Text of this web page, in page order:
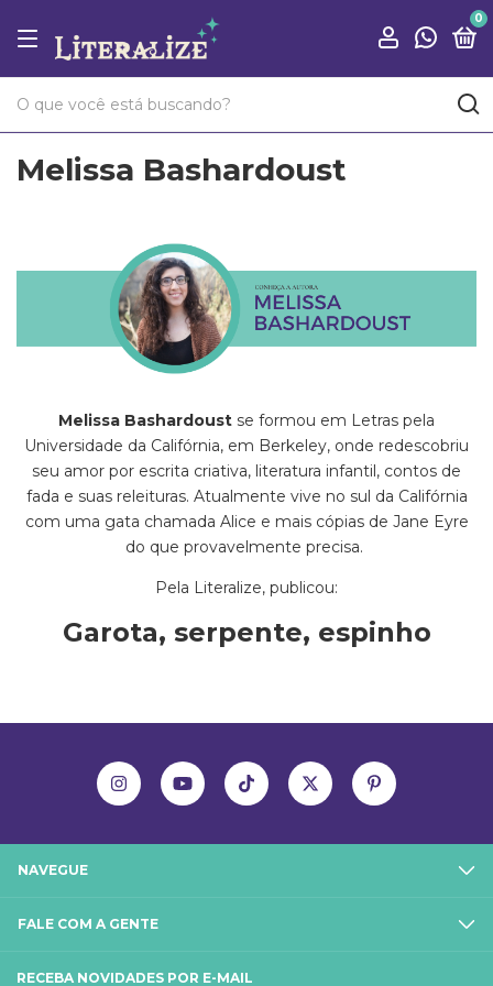
0
Melissa Bashardoust
Melissa Bashardoust se formou em Letras pela
Universidade da Califórnia, em Berkeley, onde redescobriu
seu amor por escrita criativa, literatura infantil, contos de
fada e suas releituras. Atualmente vive no sul da Califórnia
com uma gata chamada Alice e mais cópias de Jane Eyre
do que provavelmente precisa.
Pela Literalize, publicou:
Garota, serpente, espinho
NAVEGUE
FALE COM A GENTE
RECEBA NOVIDADES POR E-MAIL